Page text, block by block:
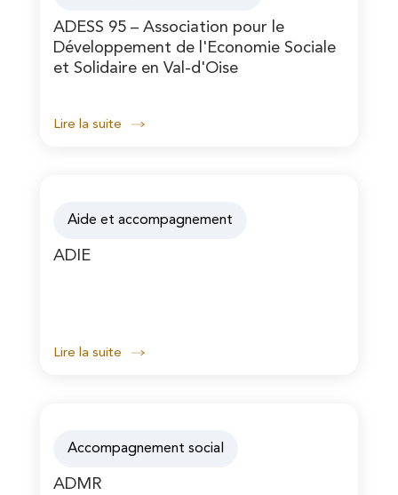
ADESS 95 – Association pour le
Développement de l'Economie Sociale
et Solidaire en Val-d'Oise
Lire la suite
Aide et accompagnement
ADIE
Lire la suite
Accompagnement social
ADMR